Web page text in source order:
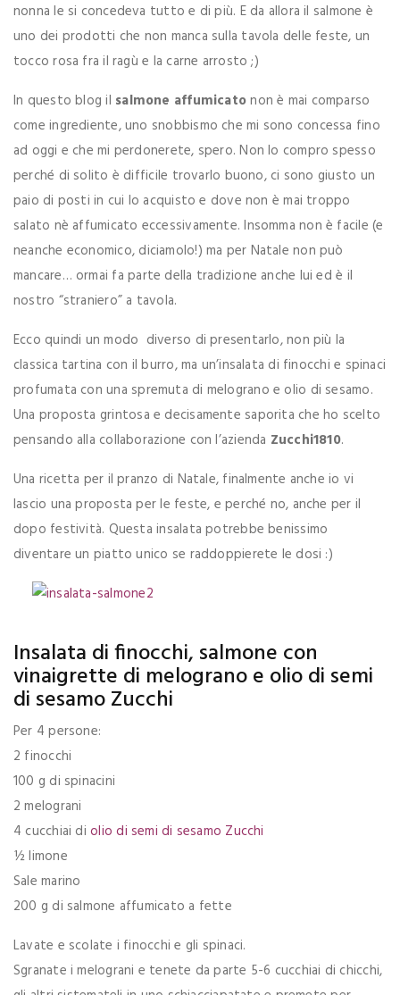
nonna le si concedeva tutto e di più. E da allora il salmone è
uno dei prodotti che non manca sulla tavola delle feste, un
tocco rosa fra il ragù e la carne arrosto ;)
In questo blog il salmone affumicatonon è mai comparso
come ingrediente, uno snobbismo che mi sono concessa fino
ad oggi e che mi perdonerete, spero. Non lo compro spesso
perché di solito è difficile trovarlo buono, ci sono giusto un
paio di posti in cui lo acquisto e dove non è mai troppo
salato nè affumicato eccessivamente. Insomma non è facile (e
neanche economico, diciamolo!) ma per Natale non può
mancare… ormai fa parte della tradizione anche lui ed è il
nostro “straniero” a tavola.
Ecco quindi un modo diverso di presentarlo, non più la
classica tartina con il burro, ma un’insalata di finocchi e spinaci
profumata con una spremuta di melograno e olio di sesamo.
Una proposta grintosa e decisamente saporita che ho scelto
pensando alla collaborazione con l’azienda Zucchi1810.
Una ricetta per il pranzo di Natale, finalmente anche io vi
lascio una proposta per le feste, e perché no, anche per il
dopo festività. Questa insalata potrebbe benissimo
diventare un piatto unico se raddoppierete le dosi :)
Insalata di finocchi, salmone con
vinaigrette di melograno e olio di semi
di sesamo Zucchi
Per 4 persone:
2 finocchi
100 g di spinacini
2 melograni
4 cucchiai diolio di semi di sesamo Zucchi
½ limone
Sale marino
200 g di salmone affumicato a fette
Lavate e scolate i finocchi e gli spinaci.
Sgranate i melograni e tenete da parte 5-6 cucchiai di chicchi,